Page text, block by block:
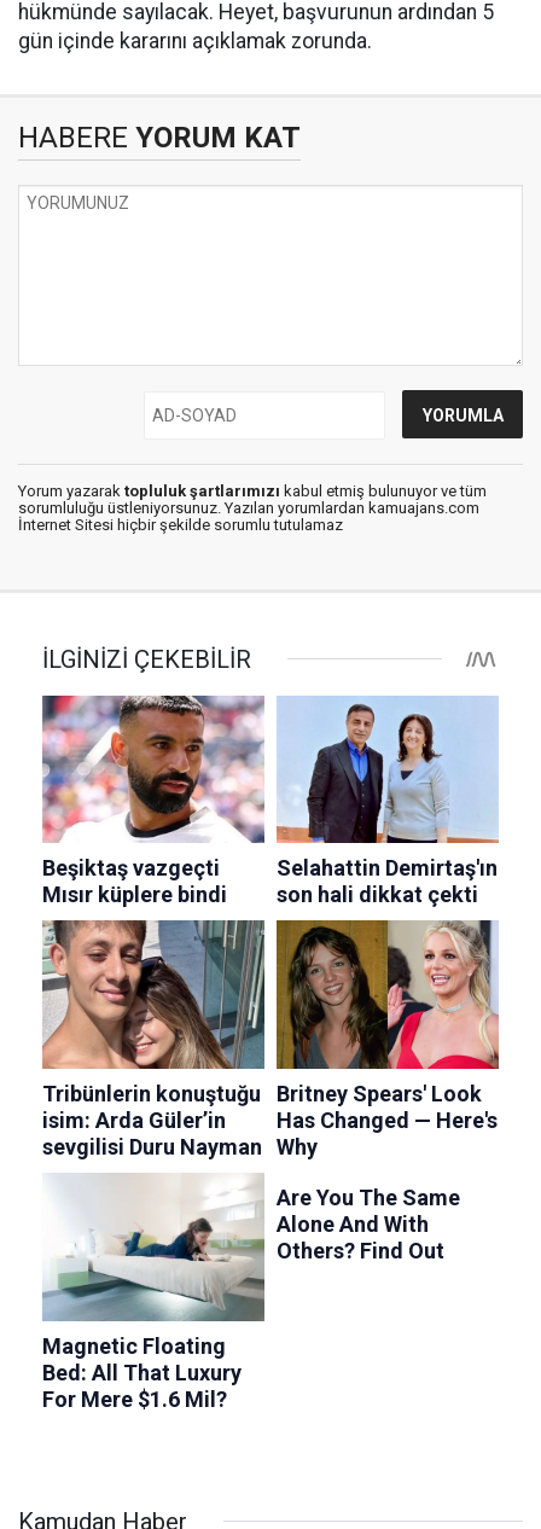
hükmünde sayılacak. Heyet, başvurunun ardından 5
gün içinde kararını açıklamak zorunda.
HABERE YORUM KAT
Yorum yazarak topluluk şartlarımızı kabul etmiş bulunuyor ve tüm
sorumluluğu üstleniyorsunuz. Yazılan yorumlardan kamuajans.com
İnternet Sitesi hiçbir şekilde sorumlu tutulamaz
Kamudan Haber